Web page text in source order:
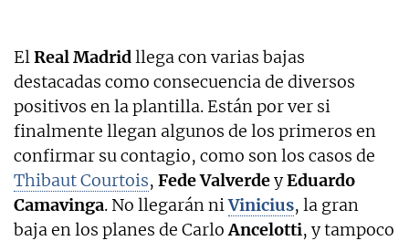
ElReal Madridllega con varias bajas
destacadas como consecuencia de diversos
positivos en la plantilla. Están por ver si
finalmente llegan algunos de los primeros en
confirmar su contagio, como son los casos de
Thibaut Courtois, Fede ValverdeyEduardo
Camavinga. No llegarán niVinicius, la gran
baja en los planes de CarloAncelotti, y tampoco